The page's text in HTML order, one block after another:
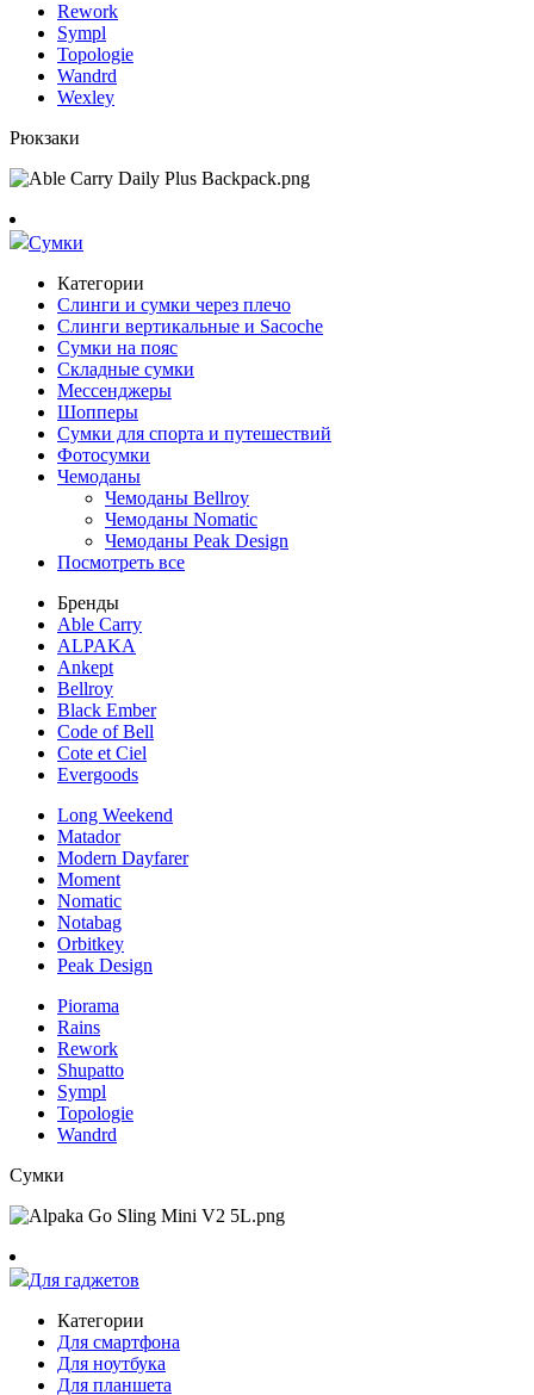
Rework
Sympl
Topologie
Wandrd
Wexley
Рюкзаки
Сумки
Категории
Слинги и сумки через плечо
Слинги вертикальные и Sacoche
Сумки на пояс
Складные сумки
Мессенджеры
Шопперы
Сумки для спорта и путешествий
Фотосумки
Чемоданы
Чемоданы Bellroy
Чемоданы Nomatic
Чемоданы Peak Design
Посмотреть все
Бренды
Able Carry
ALPAKA
Ankept
Bellroy
Black Ember
Code of Bell
Cote et Ciel
Evergoods
Long Weekend
Matador
Modern Dayfarer
Moment
Nomatic
Notabag
Orbitkey
Peak Design
Piorama
Rains
Rework
Shupatto
Sympl
Topologie
Wandrd
Сумки
Для гаджетов
Категории
Для смартфона
Для ноутбука
Для планшета